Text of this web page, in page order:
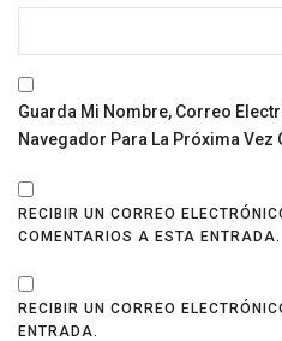
Guarda Mi Nombre, Correo
Navegador Para La Próxima Vez
RECIBIR UN CORREO
COMENTARIOS A ESTA ENTRADA.
RECIBIR UN CORREO
ENTRADA.